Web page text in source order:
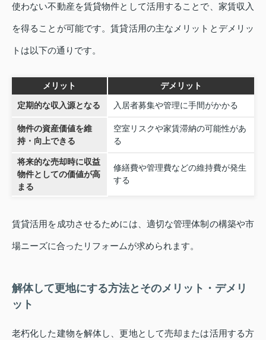
使わない不動産を賃貸物件として活用することで、家賃収入
を得ることが可能です。賃貸活用の主なメリットとデメリッ
トは以下の通りです。
メリット デメリット
定期的な収入源となる 入居者募集や管理に手間がかかる
物件の資産価値を維
持・向上できる
空室リスクや家賃滞納の可能性があ
る
将来的な売却時に収益
物件としての価値が高
まる
修繕費や管理費などの維持費が発生
する
賃貸活用を成功させるためには、適切な管理体制の構築や市
場ニーズに合ったリフォームが求められます。
解体して更地にする方法とそのメリット・デメリ
ット
老朽化した建物を解体し、更地として売却または活用する方